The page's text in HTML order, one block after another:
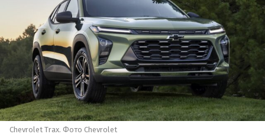
Chevrolet Trax. Фото Chevrolet